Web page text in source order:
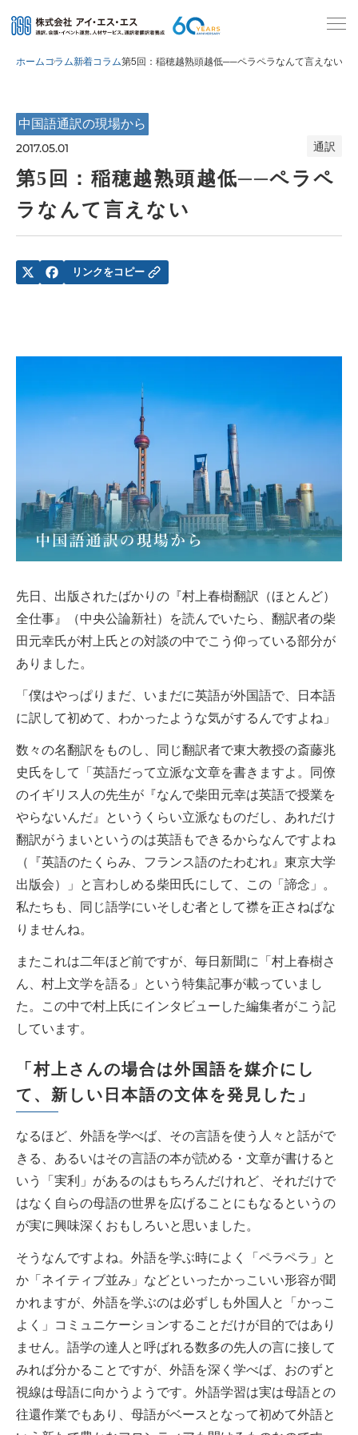
ホームコラム新着コラム第5回：稲穂越熟頭越低──ペラペラなんて言えない
中国語通訳の現場から
2017.05.01 通訳
第5回：稲穂越熟頭越低──ペラペ
ラなんて言えない
リンクをコピー
先日、出版されたばかりの『村上春樹翻訳（ほとんど）
全仕事』（中央公論新社）を読んでいたら、翻訳者の柴
田元幸氏が村上氏との対談の中でこう仰っている部分が
ありました。
「僕はやっぱりまだ、いまだに英語が外国語で、日本語
に訳して初めて、わかったような気がするんですよね」
数々の名翻訳をものし、同じ翻訳者で東大教授の斎藤兆
史氏をして「英語だって立派な文章を書きますよ。同僚
のイギリス人の先生が『なんで柴田元幸は英語で授業を
やらないんだ』というくらい立派なものだし、あれだけ
翻訳がうまいというのは英語もできるからなんですよね
（『英語のたくらみ、フランス語のたわむれ』東京大学
出版会）」と言わしめる柴田氏にして、この「諦念」。
私たちも、同じ語学にいそしむ者として襟を正さねばな
りませんね。
またこれは二年ほど前ですが、毎日新聞に「村上春樹さ
ん、村上文学を語る」という特集記事が載っていまし
た。この中で村上氏にインタビューした編集者がこう記
しています。
「村上さんの場合は外国語を媒介にし
て、新しい日本語の文体を発見した」
なるほど、外語を学べば、その言語を使う人々と話がで
きる、あるいはその言語の本が読める・文章が書けると
いう「実利」があるのはもちろんだけれど、それだけで
はなく自らの母語の世界を広げることにもなるというの
が実に興味深くおもしろいと思いました。
そうなんですよね。外語を学ぶ時によく「ペラペラ」と
か「ネイティブ並み」などといったかっこいい形容が聞
かれますが、外語を学ぶのは必ずしも外国人と「かっこ
よく」コミュニケーションすることだけが目的ではあり
ません。語学の達人と呼ばれる数多の先人の言に接して
みれば分かることですが、外語を深く学べば、おのずと
視線は母語に向かうようです。外語学習は実は母語との
往還作業でもあり、母語がベースとなって初めて外語と